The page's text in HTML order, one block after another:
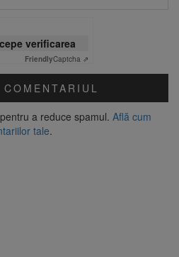
verificarea
FriendlyCaptcha ⇗
a reduce spamul. Află cum
tale.